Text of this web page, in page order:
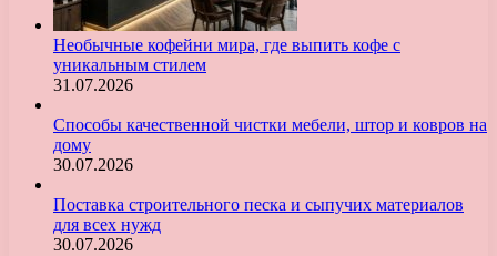
Необычные кофейни мира, где выпить кофе с
уникальным стилем
31.07.2026
Способы качественной чистки мебели, штор и ковров на
дому
30.07.2026
Поставка строительного песка и сыпучих материалов
для всех нужд
30.07.2026